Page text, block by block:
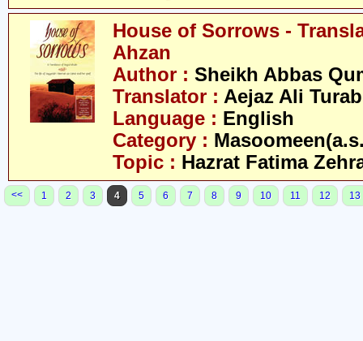
House of Sorrows -
Ahzan
Author : Sheikh Abbas
Translator : Aejaz Ali
Language : English
Category :
Topic : Hazrat Fatima
<< 1 2 3 4 5 6 7 8 9 10 11 12 13